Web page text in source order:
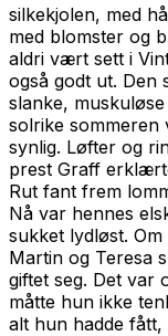
silkekjolen, med
med blomster og
aldri vært sett i
også godt ut. Den
slanke,
solrike sommeren
synlig. Løfter og
prest Graff
Rut fant frem
Nå var hennes
sukket lydløst.
Martin og Teresa
giftet seg. Det var
måtte hun ikke
alt hun hadde fått,